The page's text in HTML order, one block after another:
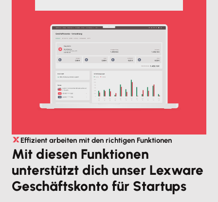
Effizient arbeiten mit den richtigen Funktionen
Mit diesen Funktionen
unterstützt dich unser Lexware
Geschäftskonto für Startups